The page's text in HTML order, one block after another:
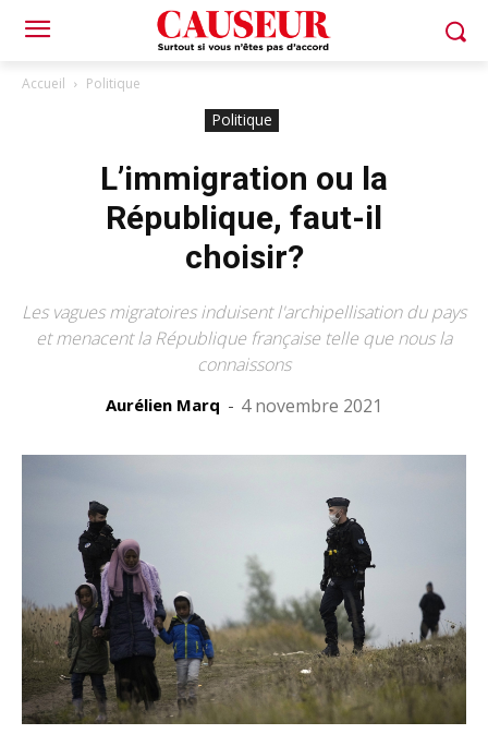
Accueil Politique
Politique
L’immigration ou la
République, faut-il
choisir?
Les vagues migratoires induisent l'archipellisation du pays
et menacent la République française telle que nous la
connaissons
Aurélien Marq - 4 novembre 2021